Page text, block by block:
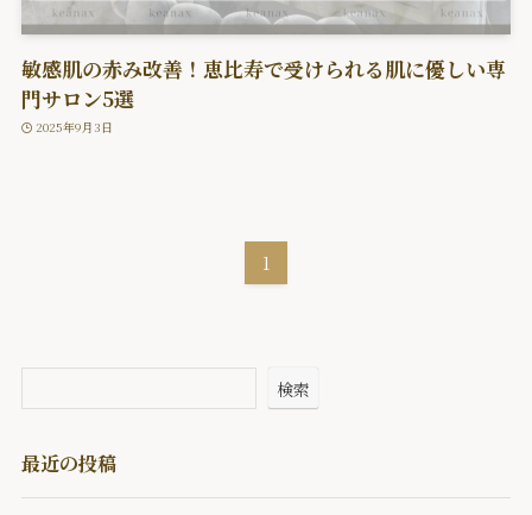
敏感肌の赤み改善！恵比寿で受けられる肌に優しい専
門サロン5選
2025年9月3日
1
検索
最近の投稿